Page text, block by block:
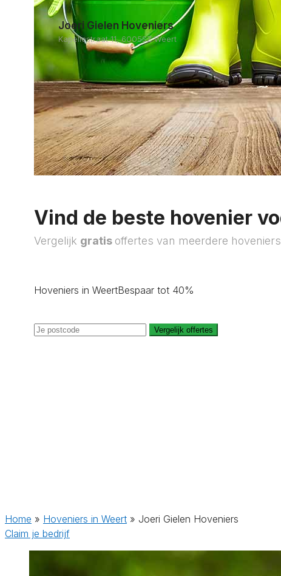
Joeri Gielen Hoveniers
Kapellestraat 11, 6005SZ Weert
Vind de beste hovenier
Vergelijk gratis offertes van meerdere
Hoveniers in WeertBespaar tot 40%
Vergelijk offertes
Home » Hoveniers in Weert » Joeri Gielen Hoveniers
Claim je bedrijf